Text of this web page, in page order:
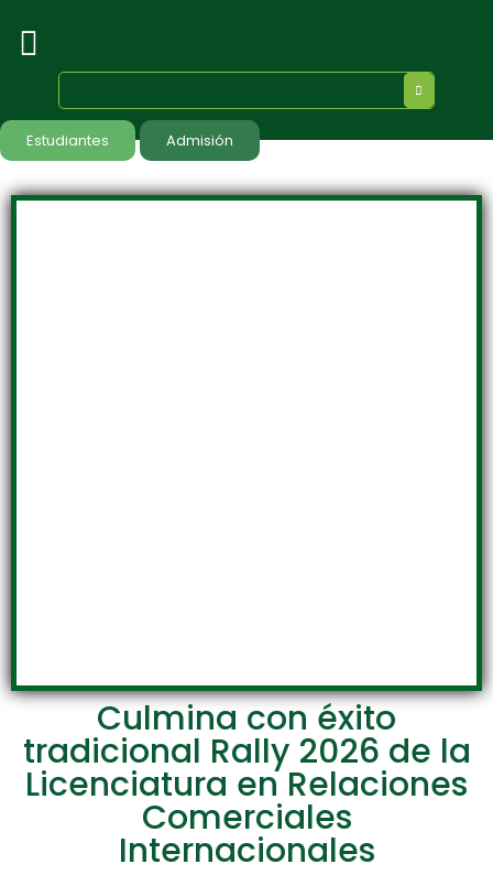
Estudiantes Admisión
Culmina con éxito
tradicional Rally 2026 de la
Licenciatura en Relaciones
Comerciales
Internacionales